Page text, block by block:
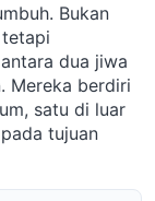
Bukan
dua jiwa
Mereka berdiri
satu di luar
tujuan